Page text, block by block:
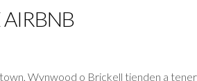
AIRBNB
Wynwood o Brickell tienden a